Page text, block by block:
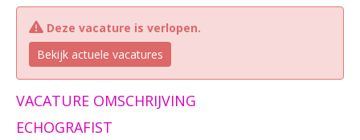
Deze vacature is verlopen.
Bekijk actuele vacatures
VACATURE OMSCHRIJVING
ECHOGRAFIST